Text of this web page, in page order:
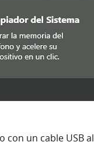
un cable USB al